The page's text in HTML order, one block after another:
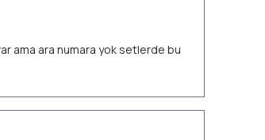
ama ara numara yok setlerde bu